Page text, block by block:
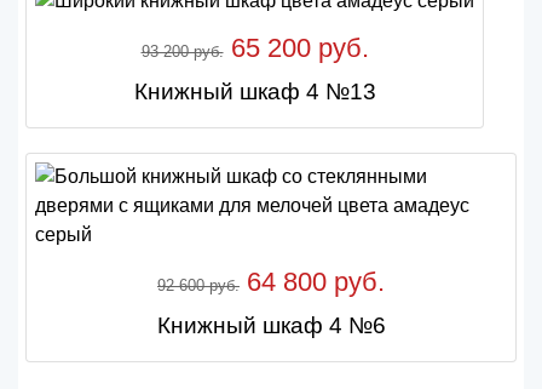
93 200 руб.65 200 руб.
Книжный шкаф 4 №13
92 600 руб. 64 800 руб.
Книжный шкаф 4 №6